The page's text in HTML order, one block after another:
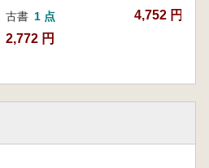
古書 1 点
2,772 円
4,752 円